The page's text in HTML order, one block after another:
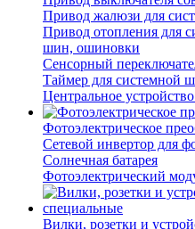
Привод жалюзи для
Привод отопления для
шин, ошиновки
Сенсорный
Таймер для системной
Центральное
Фотоэлектрическое
Сетевой инвертор для
Солнечная батарея
Фотоэлектрический
Вилки, розетки и